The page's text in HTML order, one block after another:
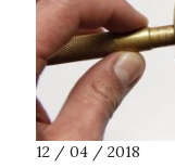
12 / 04 / 2018